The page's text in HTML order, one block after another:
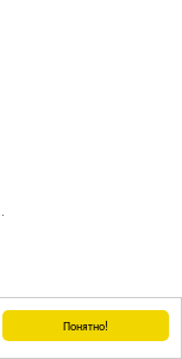
Понятно!